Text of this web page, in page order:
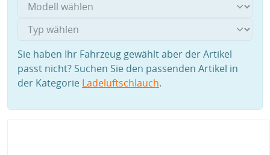
Sie haben Ihr Fahrzeug gewählt aber der Artikel
passt nicht? Suchen Sie den passenden Artikel in
der Kategorie Ladeluftschlauch.